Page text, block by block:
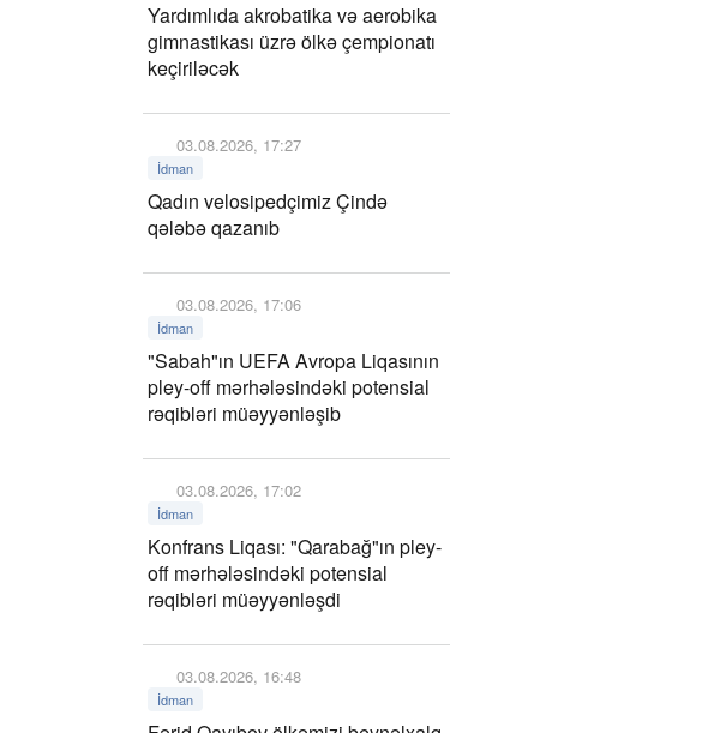
Yardımlıda akrobatika və aerobika
gimnastikası üzrə ölkə çempionatı
keçiriləcək
03.08.2026, 17:27
İdman
Qadın velosipedçimiz Çində
qələbə qazanıb
03.08.2026, 17:06
İdman
"Sabah"ın UEFA Avropa Liqasının
pley-off mərhələsindəki potensial
rəqibləri müəyyənləşib
03.08.2026, 17:02
İdman
Konfrans Liqası: "Qarabağ"ın pley-
off mərhələsindəki potensial
rəqibləri müəyyənləşdi
03.08.2026, 16:48
İdman